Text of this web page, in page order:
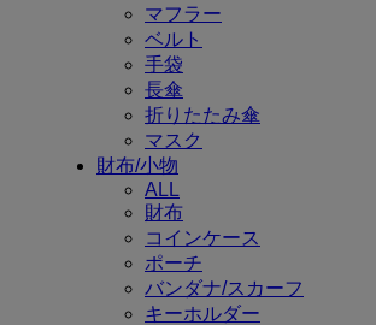
マフラー
ベルト
手袋
長傘
折りたたみ傘
マスク
財布/小物
ALL
財布
コインケース
ポーチ
バンダナ/スカーフ
キーホルダー